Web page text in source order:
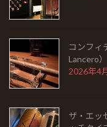
コンフィ
Lancero）
2026年4
ザ・エッ
2026年5
FINISH）
2026年5